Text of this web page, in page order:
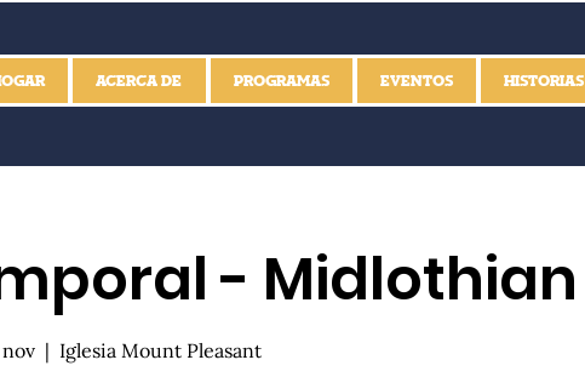
ACERCA DE PROGRAMAS EVENTOS HISTORIAS
- Midlothian
  |
Iglesia Mount Pleasant